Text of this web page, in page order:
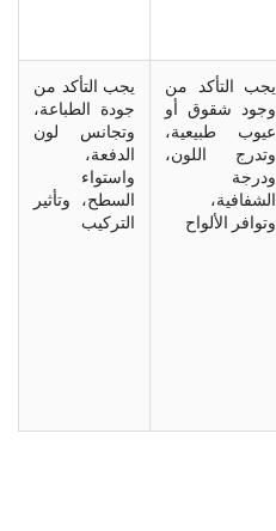
يجب التأكد من
وجود شقوق أو
عيوب طبيعية،
وتدرج اللون،
ودرجة
الشفافية،
وتوافر الألواح
يجب التأكد من
جودة الطباعة،
وتجانس لون
الدفعة،
واستواء
السطح، وتأثير
التركيب